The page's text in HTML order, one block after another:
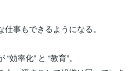
事もできるようになる。
効率化” と “教育”。